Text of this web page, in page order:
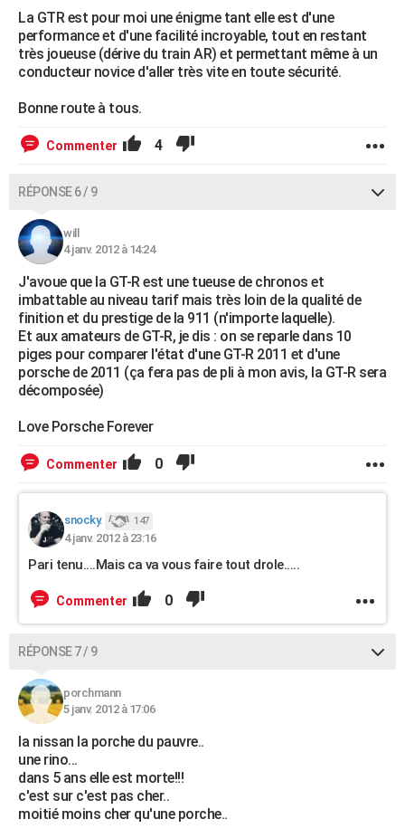
La GTR est pour moi une énigme tant elle est d'une
performance et d'une facilité incroyable, tout en restant
très joueuse (dérive du train AR) et permettant même à un
conducteur novice d'aller très vite en toute sécurité.
Bonne route à tous.
Commenter 4
RÉPONSE 6 / 9
will
4 janv. 2012 à 14:24
J'avoue que la GT-R est une tueuse de chronos et
imbattable au niveau tarif mais très loin de la qualité de
finition et du prestige de la 911 (n'importe laquelle).
Et aux amateurs de GT-R, je dis : on se reparle dans 10
piges pour comparer l'état d'une GT-R 2011 et d'une
porsche de 2011 (ça fera pas de pli à mon avis, la GT-R sera
décomposée)
Love Porsche Forever
Commenter 0
snocky. 147
4 janv. 2012 à 23:16
Pari tenu....Mais ca va vous faire tout drole.....
Commenter 0
RÉPONSE 7 / 9
porchmann
5 janv. 2012 à 17:06
la nissan la porche du pauvre..
une rino...
dans 5 ans elle est morte!!!
c'est sur c'est pas cher..
moitié moins cher qu'une porche..